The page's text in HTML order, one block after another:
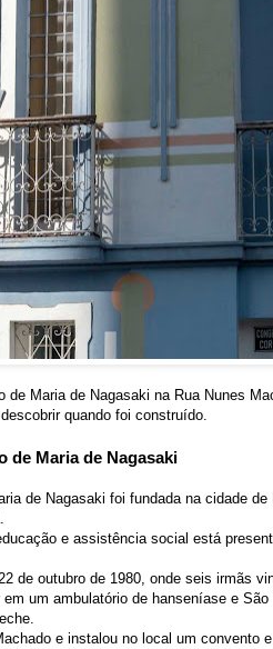
Maria de Nagasaki na Rua Nunes
quando foi construído.
de Maria de Nagasaki
de Nagasaki foi fundada na cidade de
e assistência social está
de outubro de 1980, onde seis irmãs
um ambulatório de hanseníase e
e instalou no local um convento